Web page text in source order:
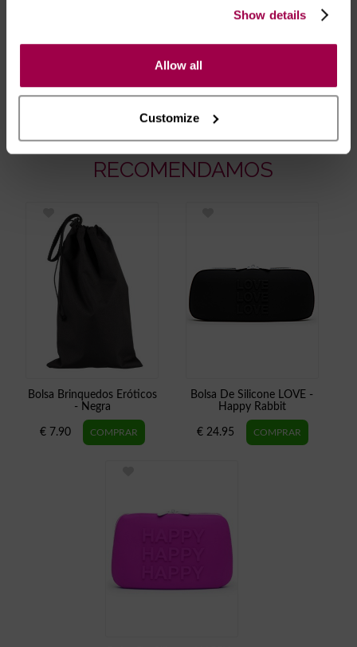
Show details
Allow all
Customize
- *Entrega em 24 horas para pedidos antes das 16:00 h.
horas, dias úteis. Portugal e Espanha Continental para
Possibilidade de atraso em épocas festivas.
RECOMENDAMOS
Bolsa Brinquedos Eróticos
- Negra
€ 7.90
Bolsa De Silicone LOVE -
Happy Rabbit
€ 24.95